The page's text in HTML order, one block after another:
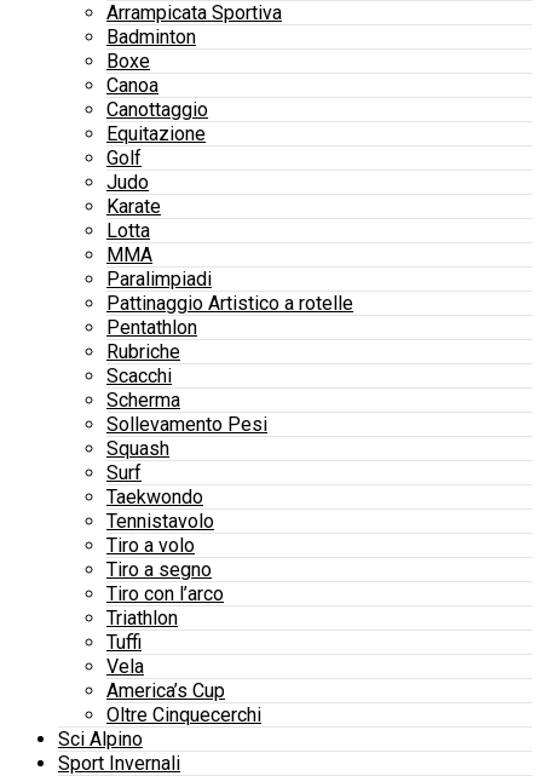
Arrampicata Sportiva
Badminton
Boxe
Canoa
Canottaggio
Equitazione
Golf
Judo
Karate
Lotta
MMA
Paralimpiadi
Pattinaggio Artistico a rotelle
Pentathlon
Rubriche
Scacchi
Scherma
Sollevamento Pesi
Squash
Surf
Taekwondo
Tennistavolo
Tiro a volo
Tiro a segno
Tiro con l’arco
Triathlon
Tuffi
Vela
America’s Cup
Oltre Cinquecerchi
Sci Alpino
Sport Invernali